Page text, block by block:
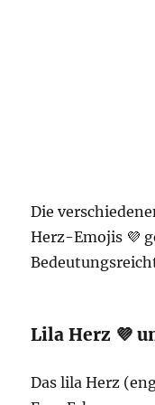
Die
Herz-Emojis 💜
Lila Herz 💜
Das lila Herz